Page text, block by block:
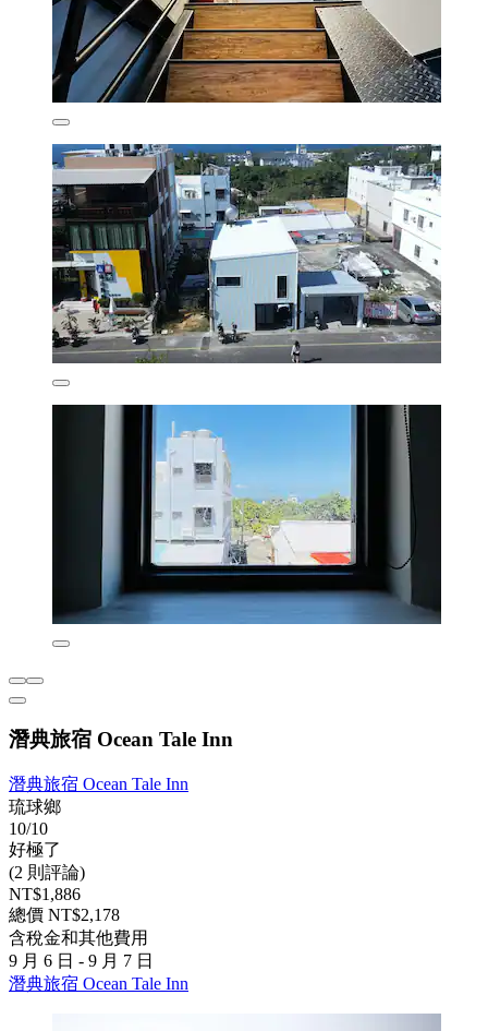
潛典旅宿 Ocean Tale Inn
潛典旅宿 Ocean Tale Inn
琉球鄉
10/10
好極了
(2 則評論)
NT$1,886
總價 NT$2,178
含稅金和其他費用
9 月 6 日 - 9 月 7 日
潛典旅宿 Ocean Tale Inn